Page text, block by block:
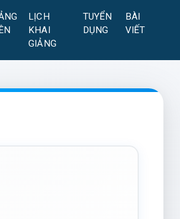
LỊCH
KHAI
GIẢNG
TUYỂN
DỤNG
BÀI
VIẾT